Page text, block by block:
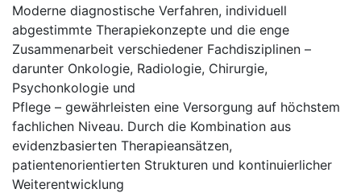
Moderne diagnostische Verfahren, individuell
abgestimmte Therapiekonzepte und die enge
Zusammenarbeit verschiedener Fachdisziplinen –
darunter Onkologie, Radiologie, Chirurgie,
Psychonkologie und
Pflege – gewährleisten eine Versorgung auf höchstem
fachlichen Niveau. Durch die Kombination aus
evidenzbasierten Therapieansätzen,
patientenorientierten Strukturen und kontinuierlicher
Weiterentwicklung